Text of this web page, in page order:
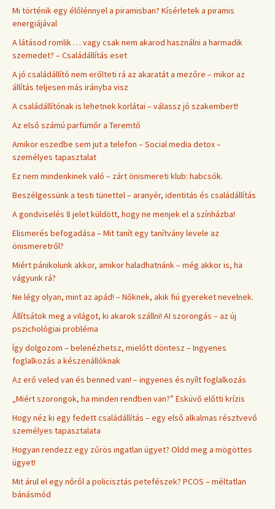
Mi történik egy élőlénnyel a piramisban? Kísérletek a piramis
energiájával
A látásod romlik … vagy csak nem akarod használni a harmadik
szemedet? – Családállítás eset
A jó családállító nem erőlteti rá az akaratát a mezőre – mikor az
állítás teljesen más irányba visz
A családállítónak is lehetnek korlátai – válassz jó szakembert!
Az első számú parfümőr a Teremtő
Amikor eszedbe sem jut a telefon – Social media detox –
személyes tapasztalat
Ez nem mindenkinek való – zárt önismereti klub: habcsók.
Beszélgessünk a testi tünettel – aranyér, identitás és családállítás
A gondviselés 8 jelet küldött, hogy ne menjek el a színházba!
Elismerés befogadása – Mit tanít egy tanítvány levele az
önismeretről?
Miért pánikolunk akkor, amikor haladhatnánk – még akkor is, ha
vágyunk rá?
Ne légy olyan, mint az apád! – Nőknek, akik fiú gyereket nevelnek.
Állítsátok meg a világot, ki akarok szállni! AI szorongás – az új
pszichológiai probléma
Így dolgozom – belenézhetsz, mielőtt döntesz – Ingyenes
foglalkozás a készenállóknak
Az erő veled van és benned van! – ingyenes és nyílt foglalkozás
„Miért szorongok, ha minden rendben van?” Esküvő előtti krízis
Hogy néz ki egy fedett családállítás – egy első alkalmas résztvevő
személyes tapasztalata
Hogyan rendezz egy zűrös ingatlan ügyet? Oldd meg a mögöttes
ügyet!
Mit árul el egy nőről a policisztás petefészek? PCOS – méltatlan
bánásmód